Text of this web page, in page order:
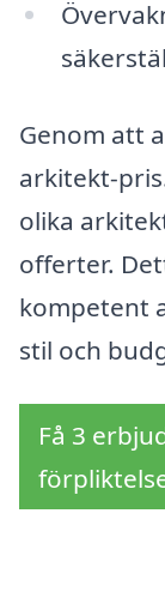
Genom att
arkitekt-
olika
offerter.
kompetent
stil och
Få 3